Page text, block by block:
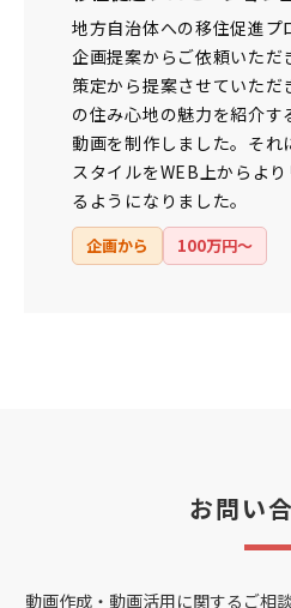
地方自治体への移住促進プ
企画提案からご依頼いただ
策定から提案させていただ
の住み心地の魅力を紹介す
動画を制作しました。それ
スタイルをWEB上からよ
るようになりました。
企画から 100万円〜
お問い
動画作成・動画活用に関するご相